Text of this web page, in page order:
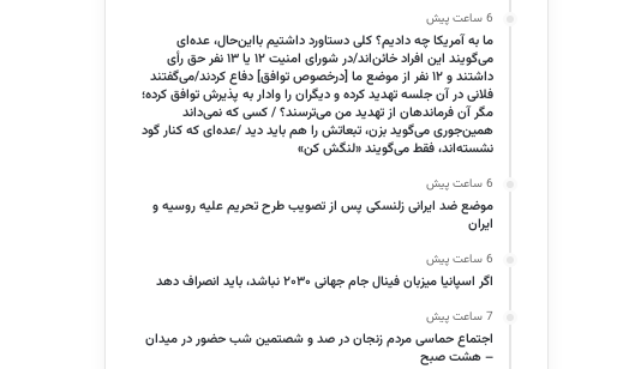
6 ساعت پیش
ما به آمریکا چه دادیم؟ کلی دستاورد داشتیم بااین‌حال، عده‌ای
می‌گویند این افراد خائن‌اند/در شورای امنیت ۱۲ یا ۱۳ نفر حق رأی
داشتند و ۱۲ نفر از موضع ما [درخصوص توافق] دفاع کردند/می‌گفتند
فلانی در آن جلسه تهدید کرده و دیگران را وادار به پذیرش توافق کرده؛
مگر آن فرماندهان از تهدید من می‌ترسند؟ / کسی که نمی‌داند
همین‌جوری می‌گوید بزن، تبعاتش را هم باید دید /عده‌ای که کنار گود
نشسته‌اند، فقط می‌گویند «لنگش کن»
6 ساعت پیش
موضع ضد ایرانی زلنسکی پس از تصویب طرح تحریم علیه روسیه و
ایران
6 ساعت پیش
اگر اسپانیا میزبان فینال جام جهانی ۲۰۳۰ نباشد، باید انصراف دهد
7 ساعت پیش
اجتماع حماسی مردم زنجان در صد و شصتمین شب حضور در میدان
– هشت صبح